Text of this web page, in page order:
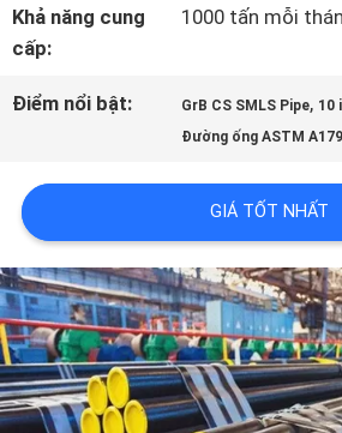
SOÁT
CHẤT
LIÊN
HỆ
VỚI
CHÚNG
Khả năng cung
cấp:
1000 tấn mỗi
Điểm nổi bật: GrB CS SMLS Pipe, 10
Đường ống ASTM
GIÁ TỐT NHẤT